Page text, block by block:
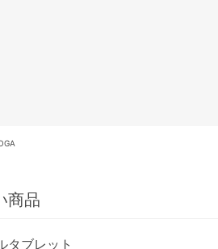
商品
タブレット